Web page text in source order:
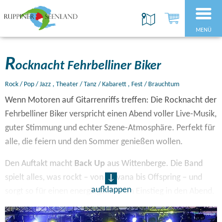
MENÜ
Rocknacht Fehrbelliner Biker
Rock / Pop / Jazz , Theater / Tanz / Kabarett , Fest / Brauchtum
Wenn Motoren auf Gitarrenriffs treffen: Die Rocknacht der
Fehrbelliner Biker verspricht einen Abend voller Live-Musik,
guter Stimmung und echter Szene-Atmosphäre. Perfekt für
alle, die feiern und den Sommer genießen wollen.
Den Auftakt macht Back Up aus Wittenberge. Die Band
spielt alles, was rockt – von Nirvana bis Offspring – und
sorgt so für einen energiegeladenen Einstieg in den Abend.
Im Anschluss betrittNox Nobisdie Bühne, eine deutsche
aufklappen